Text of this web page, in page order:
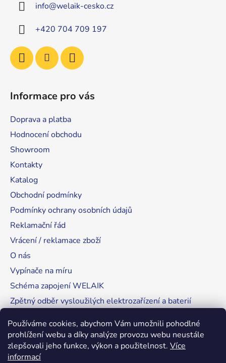
Používáme cookies, abychom Vám umožnili pohodlné
prohlížení webu a díky analýze provozu webu neustále
zlepšovali jeho funkce, výkon a použitelnost. Více
informací
info@welaik-cesko.cz
+420 704 709 197
Informace pro vás
Doprava a platba
Hodnocení obchodu
Showroom
Kontakty
Katalog
Obchodní podmínky
Podmínky ochrany osobních údajů
Reklamační řád
Vrácení / reklamace zboží
O nás
Vypínače na míru
Schéma zapojení WELAIK
Zpětný odběr vysloužilých elektrozařízení a baterií